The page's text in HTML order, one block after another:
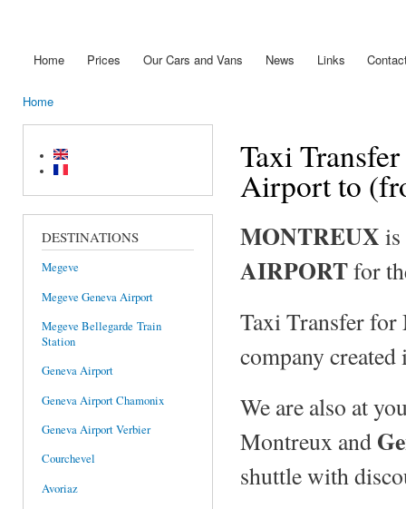
Main menu
Home Prices Our Cars and Vans News Links
Home
DESTINATIONS
Megeve
Megeve Geneva Airport
Megeve Bellegarde Train
Station
Geneva Airport
Geneva Airport Chamonix
Geneva Airport Verbier
Courchevel
Avoriaz
Taxi
Airport to
MONTREUX
AIRPORTfor
Taxi Transfer for
company created
We are also at
Montreux and
shuttle with